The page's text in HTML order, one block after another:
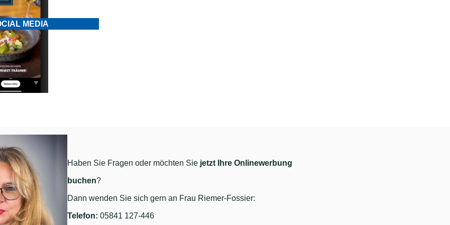
MEDIA
Haben Sie Fragen oder möchten Sie jetzt Ihre Onlinewerbung
buchen?
Dann wenden Sie sich gern an Frau Riemer-Fossier:
Telefon: 05841 127-446